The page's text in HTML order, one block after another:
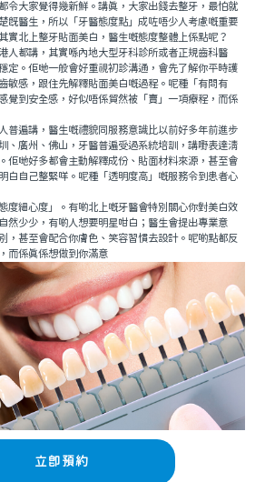
令大家覺得幾新鮮。講真，大家出錢去整牙，最怕就
既醫生，所以「牙醫態度點」成咗唔少人考慮嘅重要
實北上整牙貼面美白，醫生嘅態度整體上係點呢？
都講，其實喺內地大型牙科診所或者正規齒科醫
定。佢哋一般會好重視初診溝通，會先了解你平時護
敏感，跟住先解釋貼面美白嘅過程。呢種「有問有
覺到安全感，好似唔係貿然被「賣」一項療程，而係
遍講，醫生嘅禮貌同服務意識比以前好多年前進步
、廣州、佛山，牙醫普遍受過系統培訓，講嘢表達清
佢哋好多都會主動解釋成份、貼面材料來源，甚至會
白自己整緊咩。呢種「透明度高」嘅服務令到患者心
細心度」。有啲北上嘅牙醫會特別關心你對美白效
然少少，有啲人想要明星咁白；醫生會提出專業意
，甚至會配合你膚色、笑容習慣去設計。呢啲點都反
而係真係想做到你滿意
立即預約